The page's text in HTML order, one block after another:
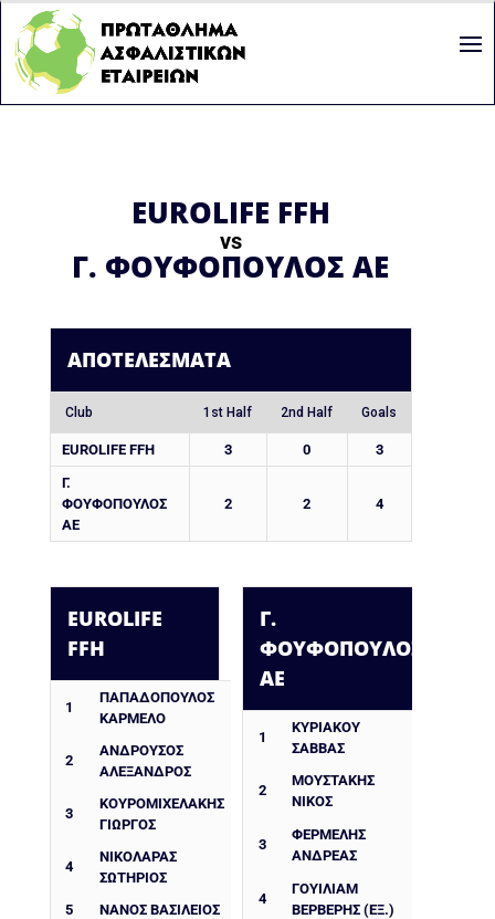
EUROLIFE FFH
vs
Γ. ΦΟΥΦΟΠΟΥΛΟΣ ΑΕ
ΑΠΟΤΕΛΈΣΜΑΤΑ
Club 1st Half 2nd Half Goals
EUROLIFE FFH 3 0
3
Γ.
ΦΟΥΦΟΠΟΥΛΟΣ
ΑΕ
2 2 4
EUROLIFE
FFH
1
ΠΑΠΑΔΟΠΟΥΛΟΣ
ΚΑΡΜΕΛΟ
2
ΑΝΔΡΟΥΣΟΣ
ΑΛΕΞΑΝΔΡΟΣ
3
ΚΟΥΡΟΜΙΧΕΛΑΚΗΣ
ΓΙΩΡΓΟΣ
4
ΝΙΚΟΛΑΡΑΣ
ΣΩΤΗΡΙΟΣ
5
ΝΑΝΟΣ ΒΑΣΙΛΕΙΟΣ
Γ.
ΦΟΥΦΟΠΟΥΛΟΣ
ΑΕ
1
ΚΥΡΙΑΚΟΥ
ΣΑΒΒΑΣ
2
ΜΟΥΣΤΑΚΗΣ
ΝΙΚΟΣ
3
ΦΕΡΜΕΛΗΣ
ΑΝΔΡΕΑΣ
4
ΓΟΥΙΛΙΑΜ
ΒΕΡΒΕΡΗΣ (ΕΞ.)